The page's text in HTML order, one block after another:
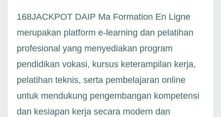
168JACKPOT DAIP Ma Formation En Ligne
merupakan platform e-learning dan pelatihan
profesional yang menyediakan program
pendidikan vokasi, kursus keterampilan kerja,
pelatihan teknis, serta pembelajaran online
untuk mendukung pengembangan kompetensi
dan kesiapan kerja secara modern dan